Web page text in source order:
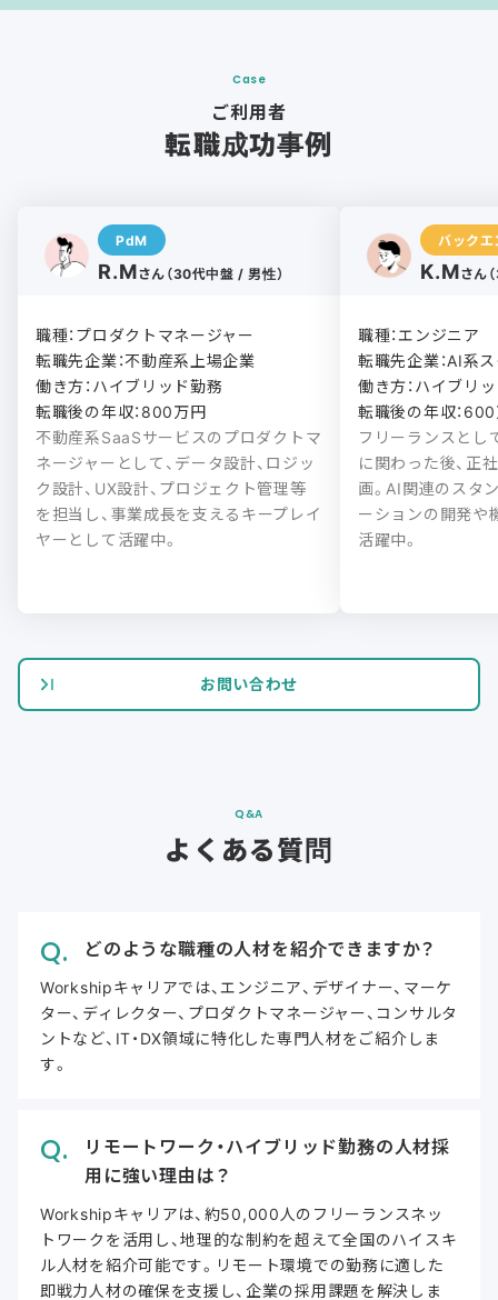
Case
ご利用者
転職成功事例
PdM
R.Mさん（30代中盤 / 男性）
職種：プロダクトマネージャー
転職先企業：不動産系上場企業
働き方：ハイブリッド勤務
転職後の年収：800万円
不動産系SaaSサービスのプロダクトマ
ネージャーとして、データ設計、ロジッ
ク設計、UX設計、プロジェクト管理等
を担当し、事業成長を支えるキープレイ
ヤーとして活躍中。
バック
K.Mさん
職種：エンジニア
転職先企業：AI系
働き方：ハイブリッ
転職後の年収：
フリーランスとし
に関わった後、正
画。AI関連のスタ
ーションの開発や
活躍中。
お問い合わせ
Q&A
よくある質問
どのような職種の人材を紹介できますか？
Workshipキャリアでは、エンジニア、デザイナー、マーケ
ター、ディレクター、プロダクトマネージャー、コンサルタ
ントなど、IT・DX領域に特化した専門人材をご紹介しま
す。
リモートワーク・ハイブリッド勤務の人材採
用に強い理由は？
Workshipキャリアは、約50,000人のフリーランスネッ
トワークを活用し、地理的な制約を超えて全国のハイスキ
ル人材を紹介可能です。リモート環境での勤務に適した
即戦力人材の確保を支援し、企業の採用課題を解決しま